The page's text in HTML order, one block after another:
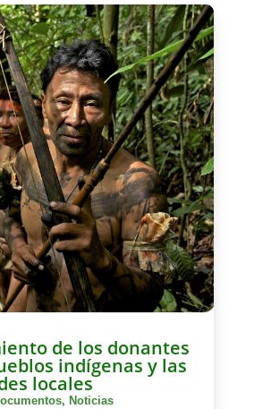
de los donantes
indígenas y las
locales
, Noticias